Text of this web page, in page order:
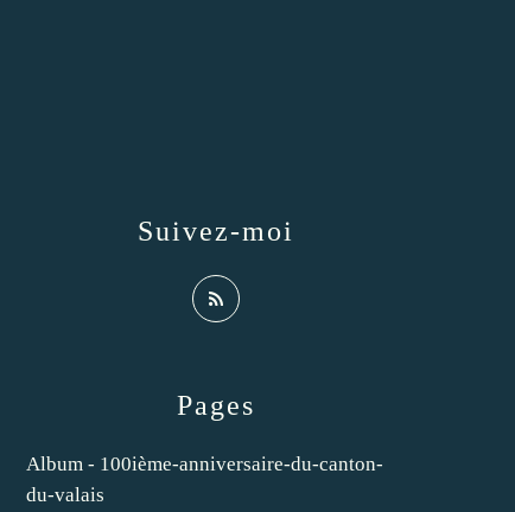
Pages
Album - 100ième-anniversaire-du-canton-
du-valais
Suivez-moi